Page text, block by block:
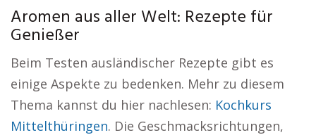
Aromen aus aller Welt: Rezepte für
Genießer
Beim Testen ausländischer Rezepte gibt es
einige Aspekte zu bedenken. Mehr zu diesem
Thema kannst du hier nachlesen: Kochkurs
Mittelthüringen. Die Geschmacksrichtungen,